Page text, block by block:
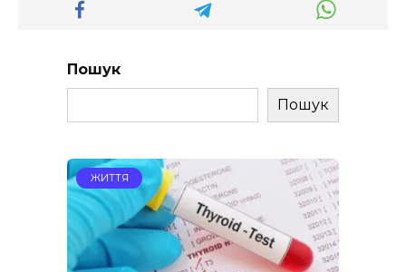
Пошук
Пошук
ЖИТТЯ